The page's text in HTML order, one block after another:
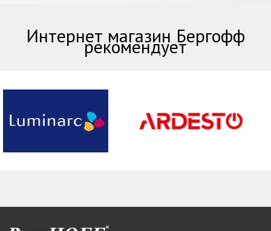
Интернет магазин Бергофф
рекомендует